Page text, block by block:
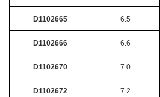
D1102665 6.5
D1102666 6.6
D1102670 7.0
D1102672 7.2